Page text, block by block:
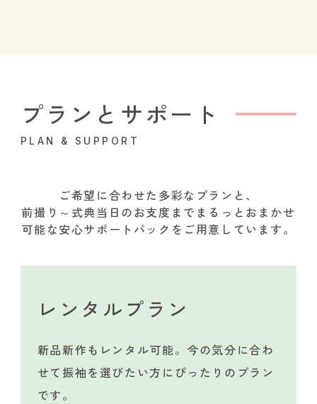
プランとサポート
PLAN & SUPPORT
ご希望に合わせた多彩なプランと、
前撮り～式典当日のお支度までまるっとおまかせ
可能な安心サポートパックをご用意しています。
レンタルプラン
新品新作もレンタル可能。今の気分に合わ
せて振袖を選びたい方にぴったりのプラン
です。